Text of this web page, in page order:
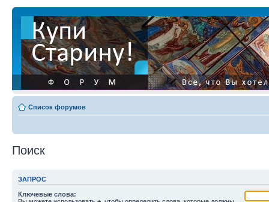
Список форумов
Поиск
ЗАПРОС
Ключевые слова: